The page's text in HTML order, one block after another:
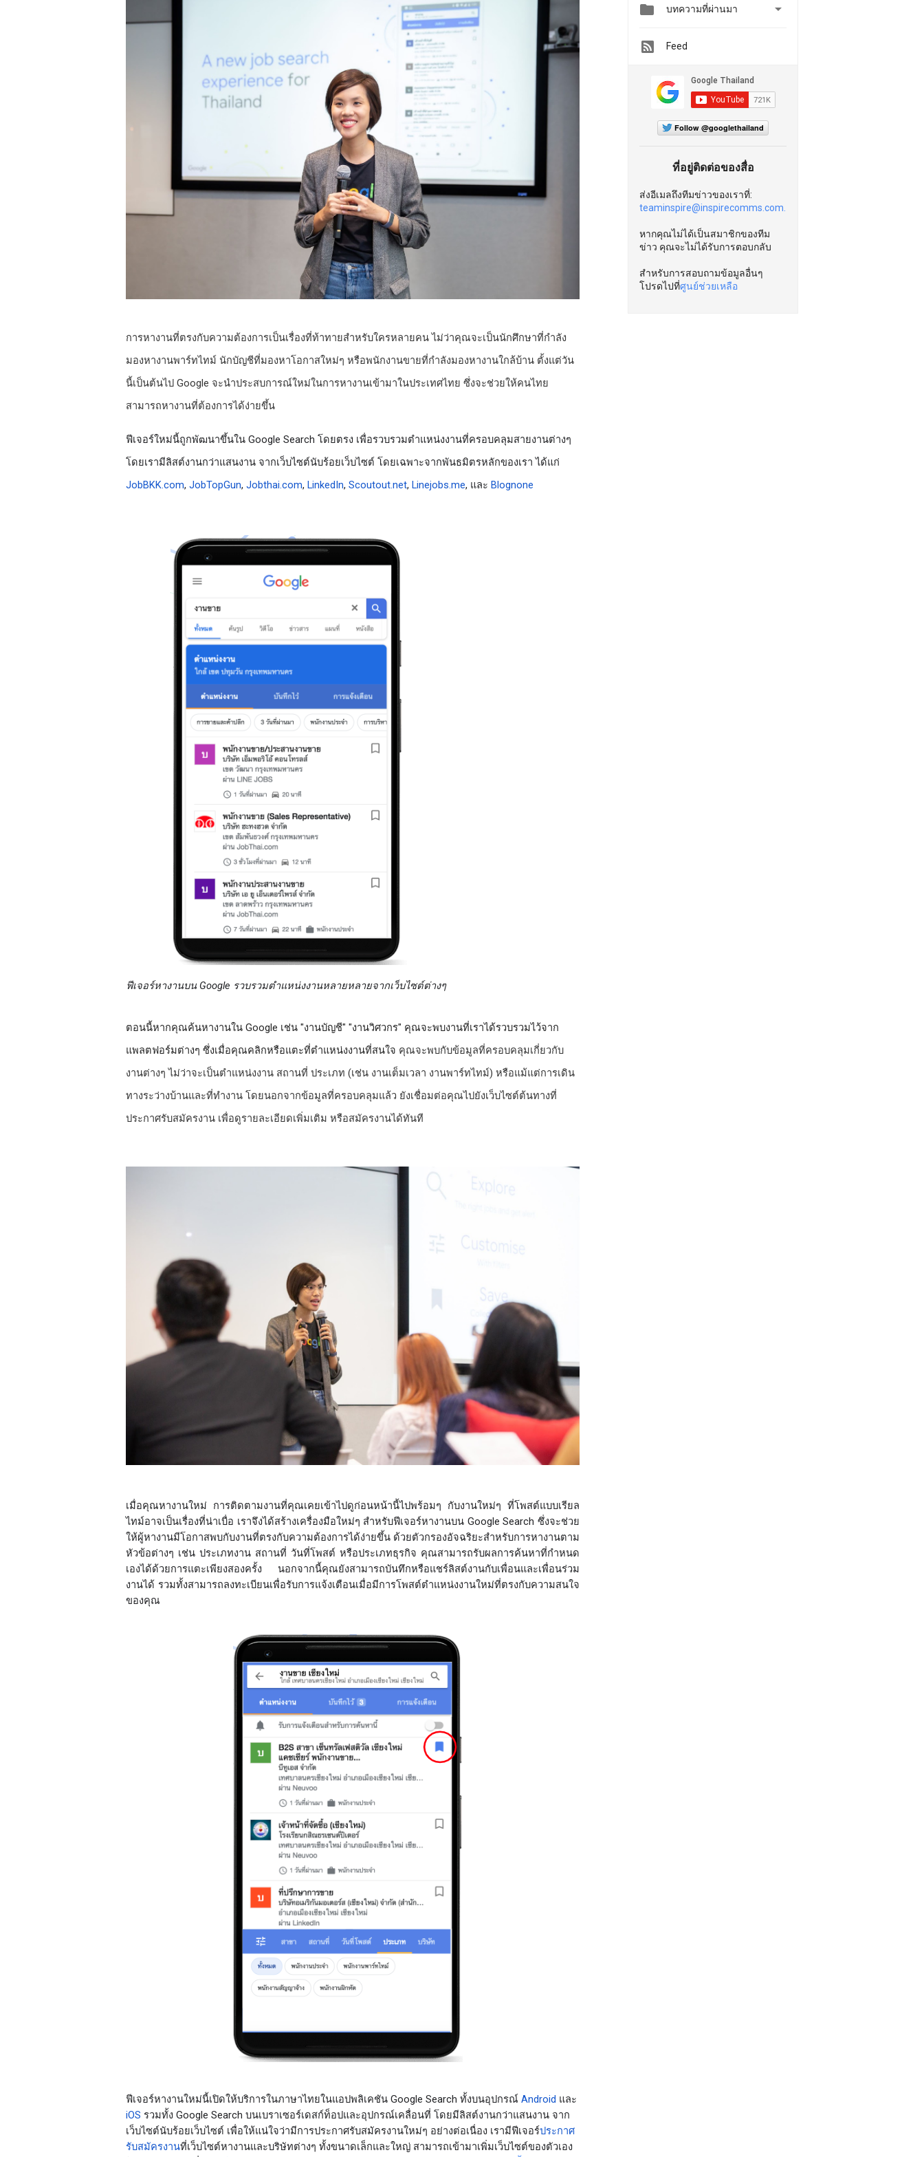
การหางานที่ตรงกับความต้องการเป็นเรื่องที่ท้าทายสำหรับใครหลายคน ไม่ว่าคุณจะเป็นนักศึกษาที่กำลัง
มองหางานพาร์ทไทม์ นักบัญชีที่มองหาโอกาสใหม่ๆ หรือพนักงานขายที่กำลังมองหางานใกล้บ้าน ตั้งแต่วัน
นี้เป็นต้นไป Google จะนำประสบการณ์ใหม่ในการหางานเข้ามาในประเทศไทย ซึ่งจะช่วยให้คนไทย
สามารถหางานที่ต้องการได้ง่ายขึ้น
ฟีเจอร์ใหม่นี้ถูกพัฒนาขึ้นใน Google Search โดยตรง เพื่อรวบรวมตำแหน่งงานที่ครอบคลุมสายงานต่างๆ
JobBKK.com, JobTopGun, Jobthai.com, LinkedIn, Scoutout.net, Linejobs.me, และ Blognone
ฟีเจอร์หางานบน Google รวบรวมตำแหน่งงานหลายหลายจากเว็บไซต์ต่างๆ
ตอนนี้หากคุณค้นหางานใน Google เช่น "งานบัญชี" "งานวิศวกร" คุณจะพบงานที่เราได้รวบรวมไว้จาก
แพลตฟอร์มต่างๆ ซึ่งเมื่อคุณคลิกหรือแตะที่ตำแหน่งงานที่สนใจ คุณจะพบกับข้อมูลที่ครอบคลุมเกี่ยวกับ
งานต่างๆ ไม่ว่าจะเป็นตำแหน่งงาน สถานที่ ประเภท (เช่น งานเต็มเวลา งานพาร์ทไทม์) หรือแม้แต่การเดิน
ทางระว่างบ้านและที่ทำงาน โดยนอกจากข้อมูลที่ครอบคลุมแล้ว ยังเชื่อมต่อคุณไปยังเว็บไซต์ต้นทางที่
ประกาศรับสมัครงาน เพื่อดูรายละเอียดเพิ่มเติม หรือสมัครงานได้ทันที
เมื่อคุณหางานใหม่ การติดตามงานที่คุณเคยเข้าไปดูก่อนหน้านี้ไปพร้อมๆ กับงานใหม่ๆ ที่โพสต์แบบเรียล
ไทม์อาจเป็นเรื่องที่น่าเบื่อ เราจึงได้สร้างเครื่องมือใหม่ๆ สำหรับฟีเจอร์หางานบน Google Search ซึ่งจะช่วย
ให้ผู้หางานมีโอกาสพบกับงานที่ตรงกับความต้องการได้ง่ายขึ้น ด้วยตัวกรองอัจฉริยะสำหรับการหางานตาม
หัวข้อต่างๆ เช่น ประเภทงาน สถานที่ วันที่โพสต์ หรือประเภทธุรกิจ คุณสามารถรับผลการค้นหาที่กำหนด
เองได้ด้วยการแตะเพียงสองครั้ง นอกจากนี้คุณยังสามารถบันทึกหรือแชร์ลิสต์งานกับเพื่อนและเพื่อนร่วม
งานได้ รวมทั้งสามารถลงทะเบียนเพื่อรับการแจ้งเตือนเมื่อมีการโพสต์ตำแหน่งงานใหม่ที่ตรงกับความสนใจ
ของคุณ
ฟีเจอร์หางานใหม่นี้เปิดให้บริการในภาษาไทยในแอปพลิเคชัน Google Search ทั้งบนอุปกรณ์ Android
iOS รวมทั้ง Google Search บนเบราเซอร์เดสก์ท็อปและอุปกรณ์เคลื่อนที่ โดยมีลิสต์งานกว่าแสนงาน จาก
เว็บไซต์นับร้อยเว็บไซต์ เพื่อให้แน่ใจว่ามีการประกาศรับสมัครงานใหม่ๆ อย่างต่อเนื่อง เรามีฟีเจอร์ประกาศ
รับสมัครงานที่เว็บไซต์หางานและบริษัทต่างๆ ทั้งขนาดเล็กและใหญ่ สามารถเข้ามาเพิ่มเว็บไซต์ของตัวเอง
 บทความที่ผ่านมา 
Feed
Follow @googlethailand
ที่อยู่ติดต่อของสื่อ
ส่งอีเมลถึงทีมข่าวของเราที่:
teaminspire@inspirecomms.com.
หากคุณไม่ได้เป็นสมาชิกของทีม
ข่าว คุณจะไม่ได้รับการตอบกลับ
สำหรับการสอบถามข้อมูลอื่นๆ
โปรดไปที่ศูนย์ช่วยเหลือ